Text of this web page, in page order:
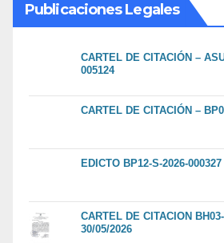
Publicaciones Legales
CARTEL DE CITACIÓN –
005124
CARTEL DE CITACIÓN –
EDICTO BP12-S-2026-000327
CARTEL DE CITACION
30/05/2026